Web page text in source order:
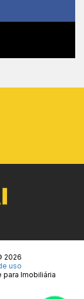
2026
uso
para Imobiliária